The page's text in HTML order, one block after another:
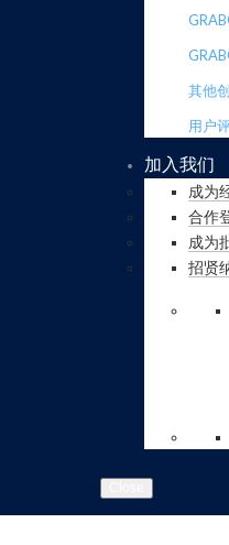
其他
用户
加入我们
成为
合作
成为
招贤